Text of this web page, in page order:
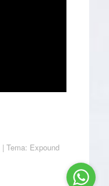
| Tema: Expound